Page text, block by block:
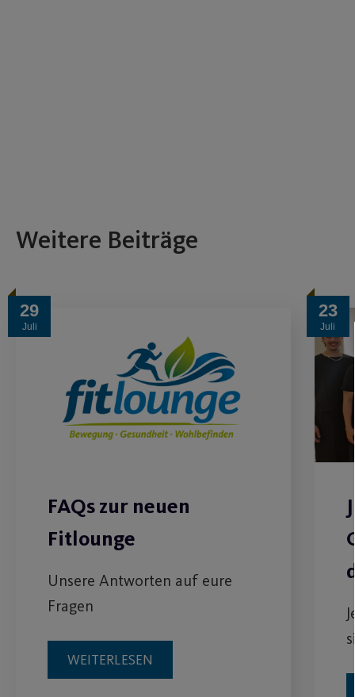
Weitere Beiträge
29
Juli
FAQs zur neuen
Fitlounge
Unsere Antworten auf eure
Fragen
WEITERLESEN
23
Juli